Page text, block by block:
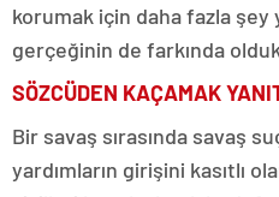
korumak için daha fazla şey
gerçeğinin de farkında
SÖZCÜDEN KAÇAMAK
Bir savaş sırasında savaş
yardımların girişini kasıtlı